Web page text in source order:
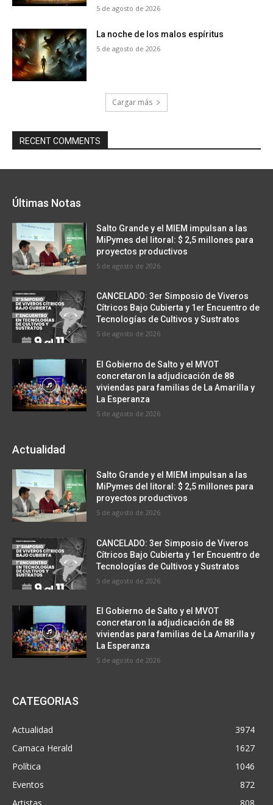
5 de agosto de 2026
La noche de los malos espíritus
5 de agosto de 2026
Cargar más
RECENT COMMENTS
Últimas Notas
Salto Grande y el MIEM impulsan a las
MiPymes del litoral: $ 2,5 millones para
proyectos productivos
5 de agosto de 2026
CANCELADO: 3er Simposio de Viveros
Cítricos Bajo Cubierta y 1er Encuentro de
Tecnologías de Cultivos y Sustratos
5 de agosto de 2026
El Gobierno de Salto y el MVOT
concretaron la adjudicación de 88
viviendas para familias de La Amarilla y
La Esperanza
5 de agosto de 2026
Actualidad
Salto Grande y el MIEM impulsan a las
MiPymes del litoral: $ 2,5 millones para
proyectos productivos
5 de agosto de 2026
CANCELADO: 3er Simposio de Viveros
Cítricos Bajo Cubierta y 1er Encuentro de
Tecnologías de Cultivos y Sustratos
5 de agosto de 2026
El Gobierno de Salto y el MVOT
concretaron la adjudicación de 88
viviendas para familias de La Amarilla y
La Esperanza
5 de agosto de 2026
CATEGORIAS
Actualidad
3974
Camaca Herald
1627
Política
1046
Eventos
872